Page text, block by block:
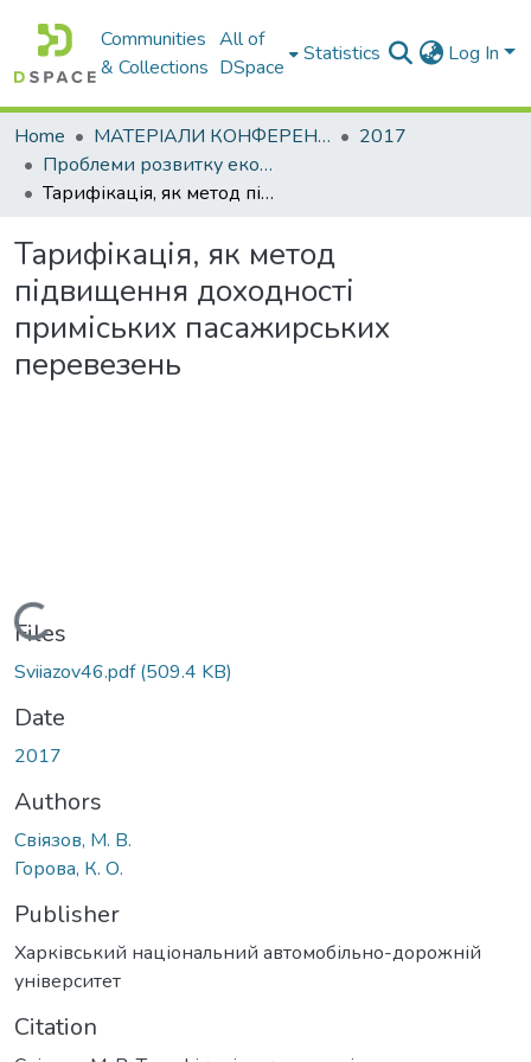
Communities
& Collections
All of
DSpace
Statistics Log In
Home МАТЕРІАЛИ КОНФЕРЕНЦІЙ
2017
Проблеми розвитку економіки підприємства: погляд молоді
Тарифікація, як метод підвищення доходності приміських пасажирських перевезень
Тарифікація, як метод
підвищення доходності
приміських пасажирських
перевезень
Loading...
Files
Sviiazov46.pdf(509.4 KB)
Date
2017
Authors
Свіязов, М. В.
Горова, К. О.
Publisher
Харківський національний автомобільно-дорожній
університет
Citation